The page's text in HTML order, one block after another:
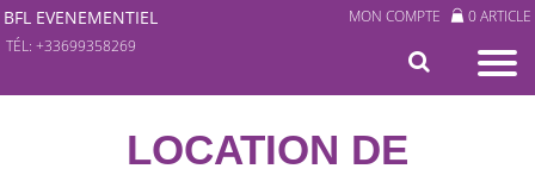
BFL EVENEMENTIEL
TÉL: +33699358269
MON COMPTE 0 ARTICLE
LOCATION DE